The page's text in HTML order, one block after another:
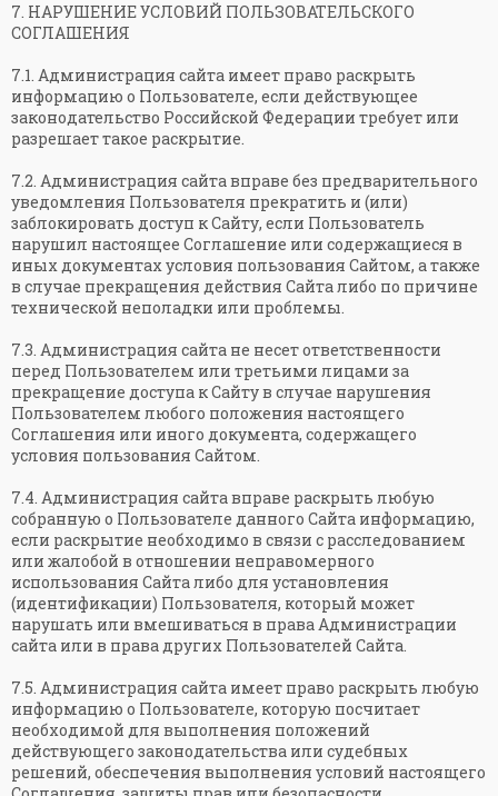
7. НАРУШЕНИЕ УСЛОВИЙ ПОЛЬЗОВАТЕЛЬСКОГО
СОГЛАШЕНИЯ
7.1. Администрация сайта имеет право раскрыть
информацию о Пользователе, если действующее
законодательство Российской Федерации требует или
разрешает такое раскрытие.
7.2. Администрация сайта вправе без предварительного
уведомления Пользователя прекратить и (или)
заблокировать доступ к Сайту, если Пользователь
нарушил настоящее Соглашение или содержащиеся в
иных документах условия пользования Сайтом, а также
в случае прекращения действия Сайта либо по причине
технической неполадки или проблемы.
7.3. Администрация сайта не несет ответственности
перед Пользователем или третьими лицами за
прекращение доступа к Сайту в случае нарушения
Пользователем любого положения настоящего
Соглашения или иного документа, содержащего
условия пользования Сайтом.
7.4. Администрация сайта вправе раскрыть любую
собранную о Пользователе данного Сайта информацию,
если раскрытие необходимо в связи с расследованием
или жалобой в отношении неправомерного
использования Сайта либо для установления
(идентификации) Пользователя, который может
нарушать или вмешиваться в права Администрации
сайта или в права других Пользователей Сайта.
7.5. Администрация сайта имеет право раскрыть любую
информацию о Пользователе, которую посчитает
необходимой для выполнения положений
действующего законодательства или судебных
решений, обеспечения выполнения условий настоящего